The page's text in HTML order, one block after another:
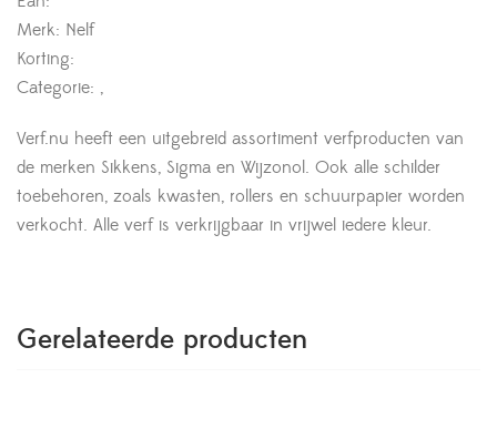
Merk: Nelf
Korting:
Categorie: ,
Verf.nu heeft een uitgebreid assortiment verfproducten van
de merken Sikkens, Sigma en Wijzonol. Ook alle schilder
toebehoren, zoals kwasten, rollers en schuurpapier worden
verkocht. Alle verf is verkrijgbaar in vrijwel iedere kleur.
Gerelateerde producten